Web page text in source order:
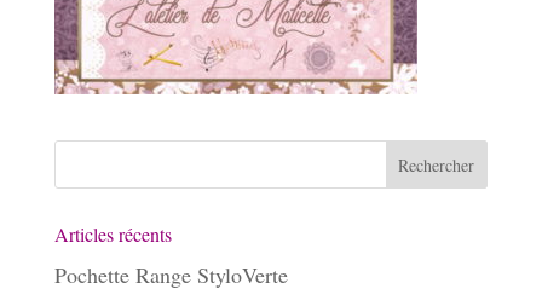
Articles récents
Pochette Range StyloVerte